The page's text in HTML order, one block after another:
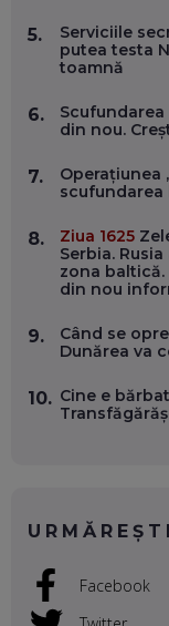
ÎNVAȚĂ
EP. 55
OLIVIU
EP. 54
EP. 53
VOICU
EP. 52
ȚIPĂ, CU
5.
Serviciile
putea testa
toamnă
6.
din nou.
7.
Operațiunea
scufundarea
8. Ziua 1625
Serbia.
zona baltică.
din nou
9.
Când se
Dunărea va
10. Cine e
Facebook